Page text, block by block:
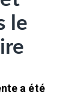
le
a été